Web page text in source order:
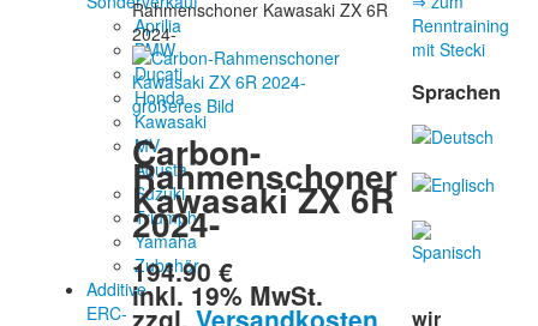
Aprilia
BMW
Ducati
Honda
Kawasaki
MV
Agusta
Suzuki
Triumph
Yamaha
Zubehör
Additive-
ERC-
Rahmenschoner Kawasaki ZX 6R
2024-
größeres Bild
Carbon-
Rahmenschoner
Kawasaki ZX 6R
2024-
194.90 €
inkl. 19% MwSt.
zzgl. Versandkosten
Renntraining
mit Stecki
Sprachen
wir